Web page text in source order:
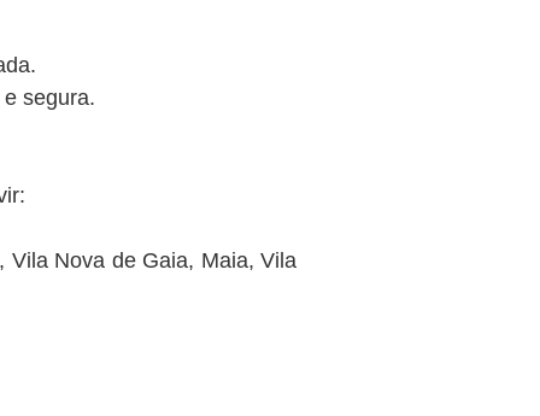
segura.
Vila Nova de Gaia, Maia, Vila